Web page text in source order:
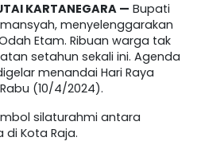
KARTANEGARA — Bupati
menyelenggarakan
Etam. Ribuan warga tak
setahun sekali ini. Agenda
menandai Hari Raya
(10/4/2024).
silaturahmi antara
Kota Raja.